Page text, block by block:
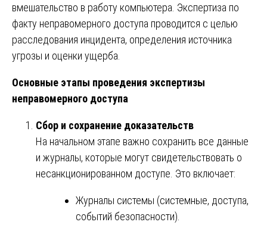
вмешательство в работу компьютера. Экспертиза по
факту неправомерного доступа проводится с целью
расследования инцидента, определения источника
угрозы и оценки ущерба.
Основные этапы проведения экспертизы
неправомерного доступа
Сбор и сохранение доказательств
На начальном этапе важно сохранить все данные
и журналы, которые могут свидетельствовать о
несанкционированном доступе. Это включает:
Журналы системы (системные, доступа,
событий безопасности).